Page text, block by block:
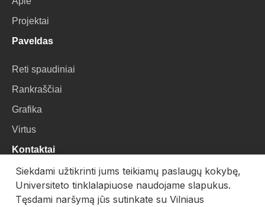
Projektai
Paveldas
Reti spaudiniai
Rankraščiai
Grafika
Virtus
Kontaktai
VU Biblioteka
Universiteto g. 3, LT-01122, Vilnius
Siekdami užtikrinti jums teikiamų paslaugų kokybę,
Universiteto tinklalapiuose naudojame slapukus.
Tęsdami naršymą jūs sutinkate su Vilniaus